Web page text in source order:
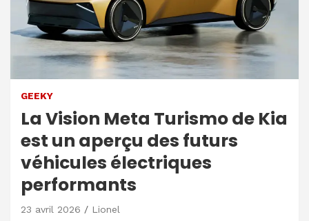
GEEKY
La Vision Meta Turismo de Kia
est un aperçu des futurs
véhicules électriques
performants
23 avril 2026 Lionel